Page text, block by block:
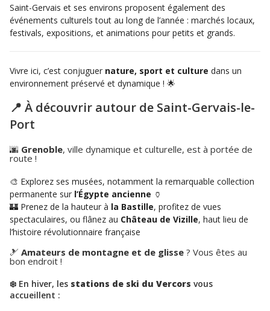
Saint-Gervais et ses environs proposent également des
événements culturels tout au long de l’année : marchés locaux,
festivals, expositions, et animations pour petits et grands.
Vivre ici, c’est conjuguer nature, sport et culture dans un
environnement préservé et dynamique ! 🌟
📍 À découvrir autour de Saint-Gervais-le-
Port
🌆 Grenoble, ville dynamique et culturelle, est à portée de
route !
🎨 Explorez ses musées, notamment la remarquable collection
permanente sur l’Égypte ancienne 🏺
🏰 Prenez de la hauteur à la Bastille, profitez de vues
spectaculaires, ou flânez au Château de Vizille, haut lieu de
l’histoire révolutionnaire française
🎿 Amateurs de montagne et de glisse ? Vous êtes au
bon endroit !
❄️ En hiver, les stations de ski du Vercors vous
accueillent :